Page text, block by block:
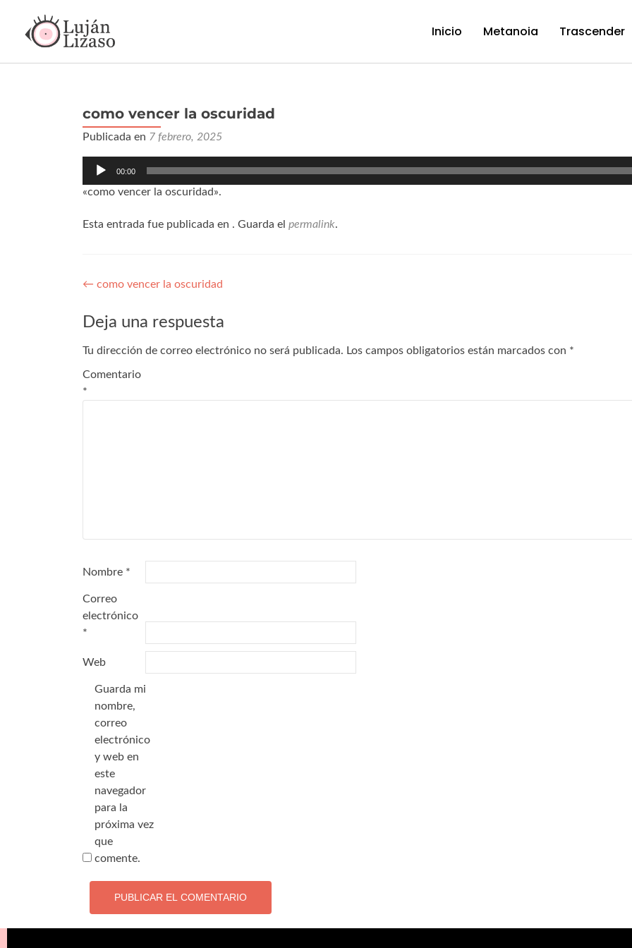
Inicio Metanoia Trascender
como vencer la oscuridad
Publicada en 7 febrero, 2025
Reproductor
audio
00:00
«como vencer la oscuridad».
Esta entrada fue publicada en . Guarda el permalink.
← como vencer la oscuridad
Deja una respuesta
Tu dirección de correo electrónico no será publicada. Los campos obligatorios están marcados con *
Comentario
*
Nombre *
Correo
electrónico
*
Web
Guarda mi
nombre,
correo
electrónico
y web en
este
navegador
para la
próxima vez
que
comente.